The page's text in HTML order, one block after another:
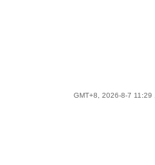
GMT+8, 2026-8-7 11:29